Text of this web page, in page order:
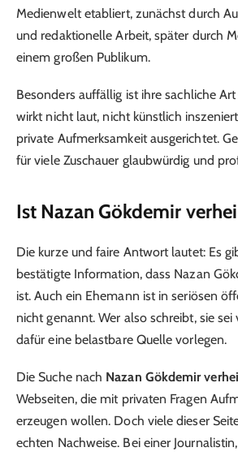
Medienwelt etabliert, zunächst durch
und redaktionelle Arbeit, später durch
einem großen Publikum.
Besonders auffällig ist ihre sachliche
wirkt nicht laut, nicht künstlich
private Aufmerksamkeit ausgerichtet.
für viele Zuschauer glaubwürdig und
Ist Nazan Gökdemir
Die kurze und faire Antwort lautet: Es
bestätigte Information, dass Nazan
ist. Auch ein Ehemann ist in seriösen
nicht genannt. Wer also schreibt, sie
dafür eine belastbare Quelle vorlegen.
Die Suche nach Nazan Gökdemir
Webseiten, die mit privaten Fragen
erzeugen wollen. Doch viele dieser
echten Nachweise. Bei einer